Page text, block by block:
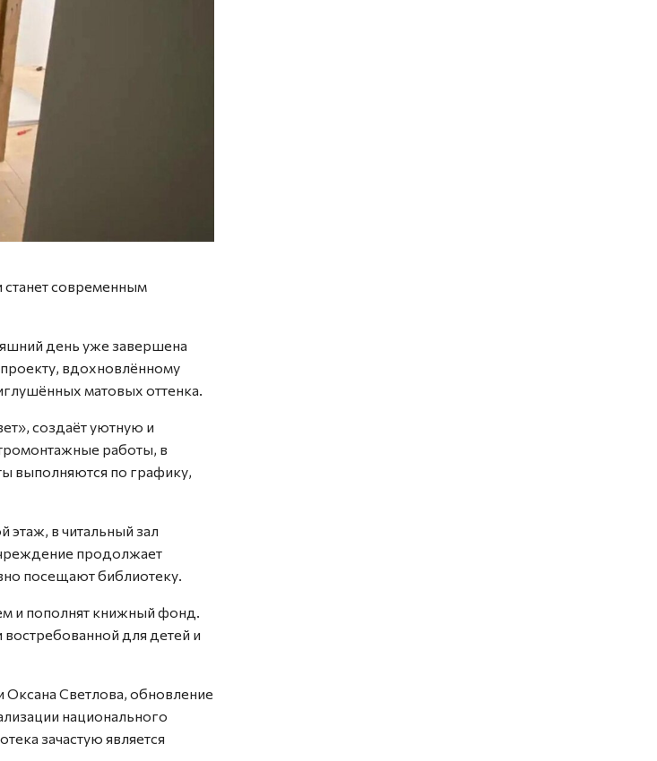
станет современным
день уже завершена
вдохновлённому
матовых оттенка.
создаёт уютную и
работы, в
выполняются по графику,
этаж, в читальный зал
продолжает
посещают библиотеку.
и пополнят книжный фонд.
для детей и
Оксана Светлова, обновление
национального
зачастую является